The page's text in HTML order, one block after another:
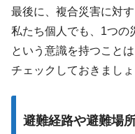
最後に、複合災害に対
私たち個人でも、1つの
という意識を持つこと
チェックしておきましょ
避難経路や避難場